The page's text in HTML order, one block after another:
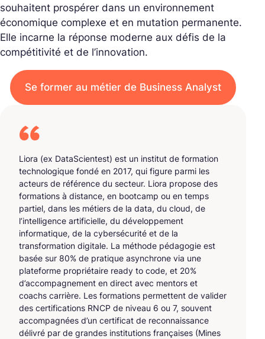
souhaitent prospérer dans un environnement
économique complexe et en mutation permanente.
Elle incarne la réponse moderne aux défis de la
compétitivité et de l’innovation.
Se former au métier de Business Analyst
Liora (ex DataScientest) est un institut de formation
technologique fondé en 2017, qui figure parmi les
acteurs de référence du secteur. Liora propose des
formations à distance, en bootcamp ou en temps
partiel, dans les métiers de la data, du cloud, de
l’intelligence artificielle, du développement
informatique, de la cybersécurité et de la
transformation digitale. La méthode pédagogie est
basée sur 80% de pratique asynchrone via une
plateforme propriétaire ready to code, et 20%
d’accompagnement en direct avec mentors et
coachs carrière. Les formations permettent de valider
des certifications RNCP de niveau 6 ou 7, souvent
accompagnées d’un certificat de reconnaissance
délivré par de grandes institutions françaises (Mines